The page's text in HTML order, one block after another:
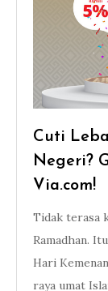
Cuti
Negeri?
Via.com!
Tidak terasa
Ramadhan.
Hari
raya umat